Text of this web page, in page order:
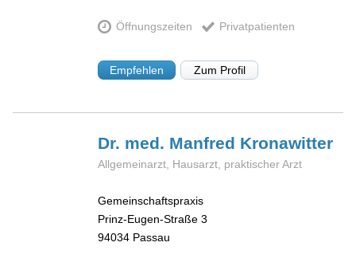
Öffnungszeiten Privatpatienten
Empfehlen Zum Profil
Dr. med. Manfred Kronawitter
Allgemeinarzt, Hausarzt, praktischer Arzt
Gemeinschaftspraxis
Prinz-Eugen-Straße 3
94034 Passau